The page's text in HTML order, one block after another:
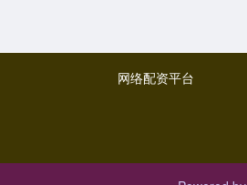
网络配资平台